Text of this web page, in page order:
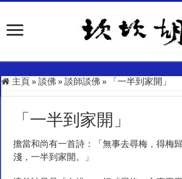
主頁 » 談佛 » 談師談佛 » 「一半到家開」
「一半到家開」
擔當和尚有一首詩：「無事去尋梅，得梅
淺，一半到家開。」